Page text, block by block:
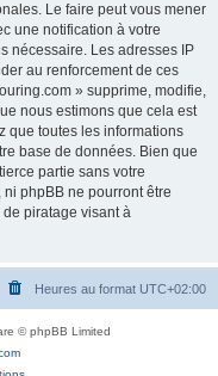
Le faire peut vous mener
une notification à votre
nécessaire. Les adresses IP
au renforcement de ces
» supprime, modifie,
nous estimons que cela est
que toutes les informations
base de données. Bien que
partie sans votre
phpBB ne pourront être
piratage visant à
Heures au format UTC+02:00
© phpBB Limited